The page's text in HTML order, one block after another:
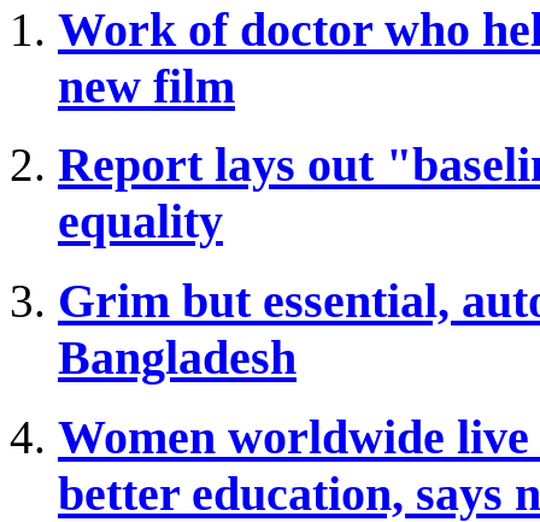
Work of doctor who
new film
Report lays out
equality
Grim but essential,
Bangladesh
Women worldwide
better education, says